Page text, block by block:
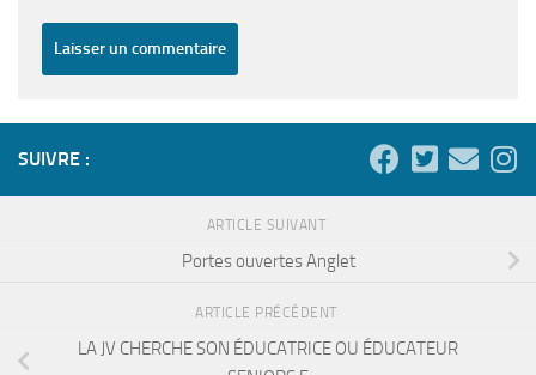
SUIVRE :
ARTICLE SUIVANT
Portes ouvertes Anglet
ARTICLE PRÉCÉDENT
LA JV CHERCHE SON ÉDUCATRICE OU ÉDUCATEUR